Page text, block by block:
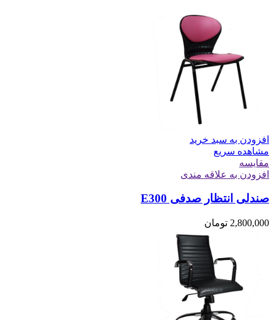
افزودن به سبد خرید
مشاهده سریع
مقایسه
افزودن به علاقه مندی
صندلی انتظار صدفی E300
2,800,000 تومان